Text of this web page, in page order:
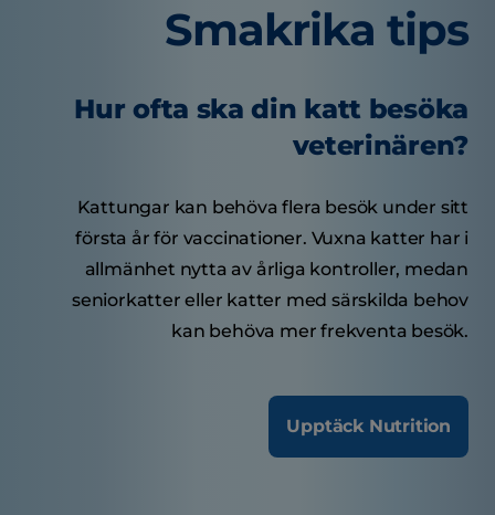
Smakrika tips
Hur ofta ska din katt besöka
veterinären?
Kattungar kan behöva flera besök under sitt
första år för vaccinationer. Vuxna katter har i
allmänhet nytta av årliga kontroller, medan
seniorkatter eller katter med särskilda behov
kan behöva mer frekventa besök.
Upptäck Nutrition